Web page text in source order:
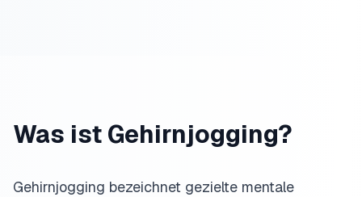
Was ist Gehirnjogging?
Gehirnjogging bezeichnet gezielte mentale